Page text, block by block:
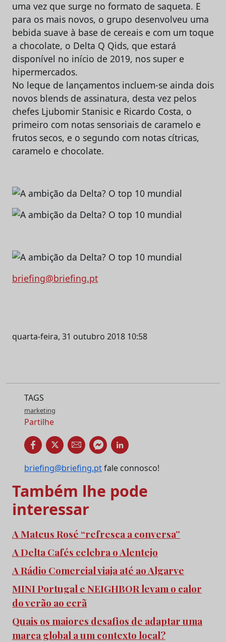
uma vez que surge no formato de saqueta. E
para os mais novos, o grupo desenvolveu uma
bebida suave à base de cereais e com um toque
a chocolate, o Delta Q Qids, que estará
disponível no início de 2019, nos super e
hipermercados.
No leque de lançamentos incluem-se ainda dois
novos blends de assinatura, desta vez pelos
chefes Ljubomir Stanisic e Ricardo Costa, o
primeiro com notas sensoriais de caramelo e
frutos secos, e o segundo com notas cítricas,
caramelo e chocolate.
briefing@briefing.pt
quarta-feira, 31 outubro 2018 10:58
TAGS
marketing
Partilhe
briefing@briefing.ptfale connosco!
Também lhe pode
interessar
A Mateus Rosé “refresca a conversa”
A Delta Cafés celebra o Alentejo
A Rádio Comercial viaja até ao Algarve
MINI Portugal e NEIGHBOR levam o calor
do verão ao ecrã
Quais os maiores desafios de adaptar uma
marca global a um contexto local?